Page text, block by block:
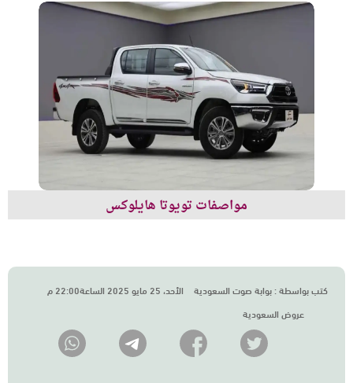
مواصفات تويوتا هايلوكس
كتب بواسطة :بوابة صوت السعودية
الأحد، 25 مايو 2025 الساعة22:00 م
عروض السعودية